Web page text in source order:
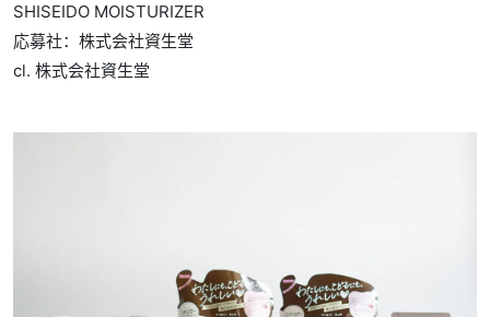
SHISEIDO MOISTURIZER
応募社：株式会社資生堂
cl. 株式会社資生堂